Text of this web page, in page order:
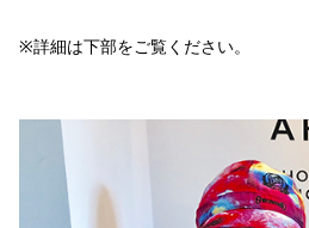
※詳細は下部をご覧ください。